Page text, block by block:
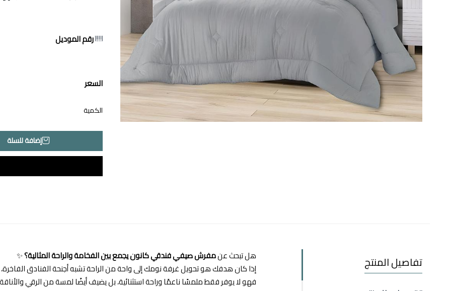
رقم الموديل
السعر
الكمية
إضافة للسلة
تفاصيل المنتج
هل تبحث عنمفرش صيفي فندقي كانون يجمع بين الفخامة والراحة المثالية؟✨
إذا كان هدفك هو تحويل غرفة نومك إلى واحة من الراحة تشبه أجنحة الفنادق
فهو لا يوفر فقط ملمسًا ناعمًا وراحة استثنائية، بل يضيف أيضًا لمسة من الرقي